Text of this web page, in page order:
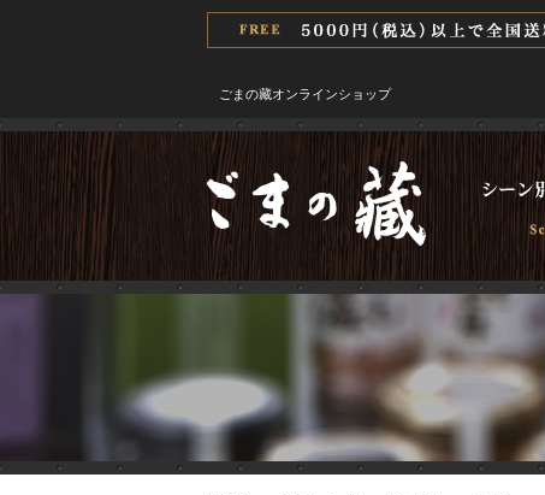
ごまの藏オンラインショップ